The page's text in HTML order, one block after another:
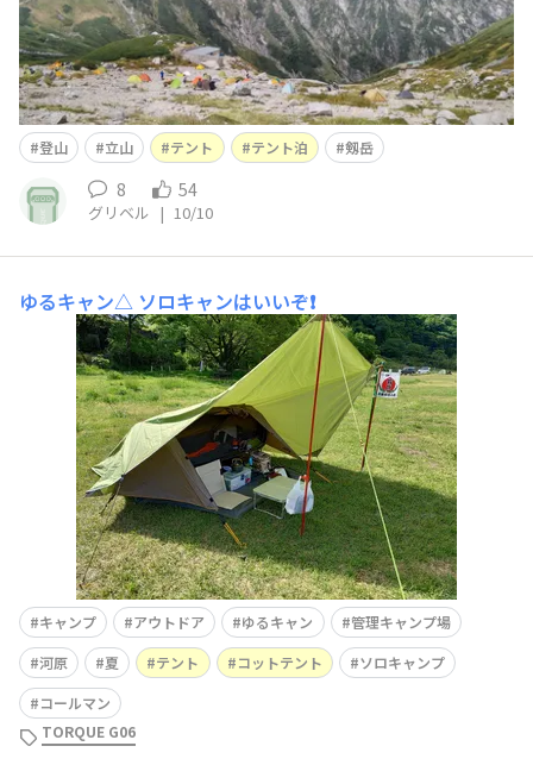
登山 立山 テント テント泊 剱岳
8 54
グリベル | 10/10
ゆるキャン△ ソロキャンはいいぞ❗
キャンプ アウトドア ゆるキャン
管理キャンプ場
河原
夏 テント コットテント
ソロキャンプ
コールマン
TORQUE G06